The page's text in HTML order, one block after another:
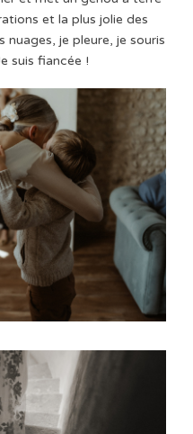
et la plus jolie des
nuages, je pleure, je souris
suis fiancée !